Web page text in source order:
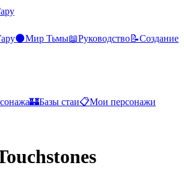
🌑Мир Тьмы📖Руководство📝Создание
🏰Базы стаи📋Мои персонажи